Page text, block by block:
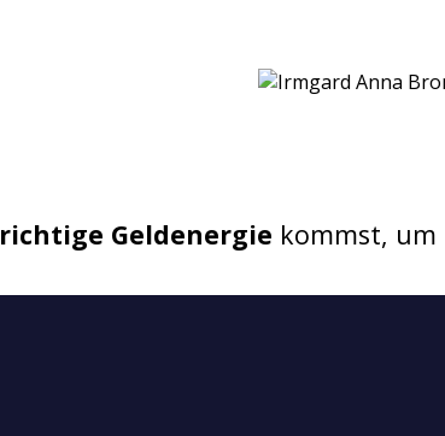
richtige Geldenergie kommst, um